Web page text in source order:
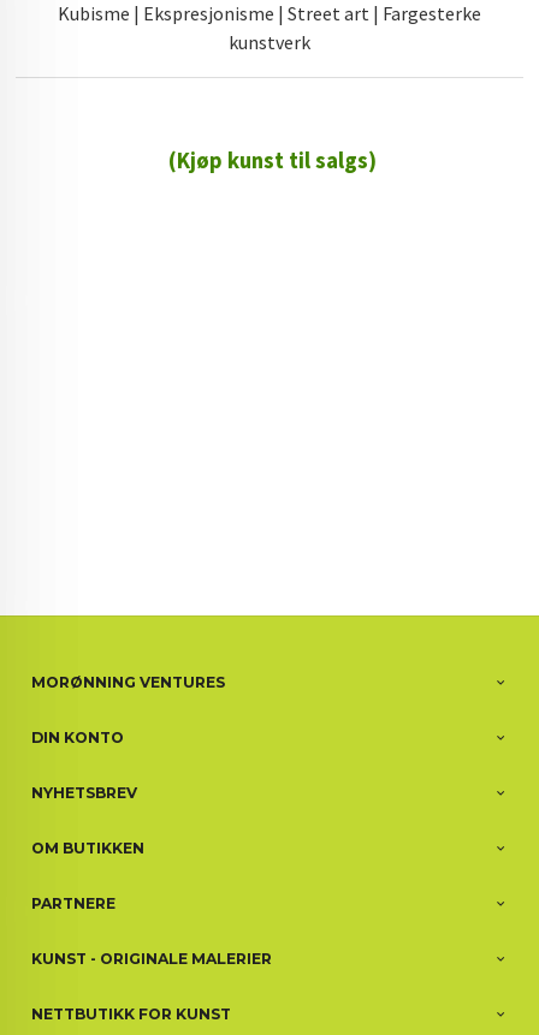
Kubisme | Ekspresjonisme | Street art | Fargesterke
kunstverk
(Kjøp kunst til salgs)
MORØNNING VENTURES
DIN KONTO
NYHETSBREV
OM BUTIKKEN
PARTNERE
KUNST - ORIGINALE MALERIER
NETTBUTIKK FOR KUNST